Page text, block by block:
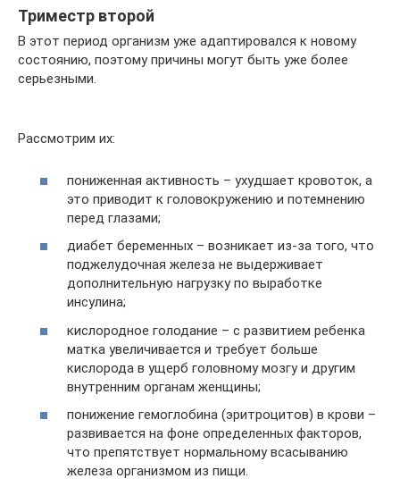
Триместр второй
В этот период организм уже адаптировался к новому
состоянию, поэтому причины могут быть уже более
серьезными.
Рассмотрим их:
пониженная активность – ухудшает кровоток, а
это приводит к головокружению и потемнению
перед глазами;
диабет беременных – возникает из-за того, что
поджелудочная железа не выдерживает
дополнительную нагрузку по выработке
инсулина;
кислородное голодание – с развитием ребенка
матка увеличивается и требует больше
кислорода в ущерб головному мозгу и другим
внутренним органам женщины;
понижение гемоглобина (эритроцитов) в крови –
развивается на фоне определенных факторов,
что препятствует нормальному всасыванию
железа организмом из пищи.